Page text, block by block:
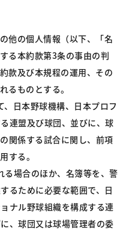
他の個人情報（以下、「名
る本約款第3条の事由の判
款及び本規程の運用、その
るものとする。
日本野球機構、日本プロフ
連盟及び球団、並びに、球
関係する試合に関し、前項
する。
場合のほか、名簿等を、警
るために必要な範囲で、日
ナル野球組織を構成する連
、球団又は球場管理者の委